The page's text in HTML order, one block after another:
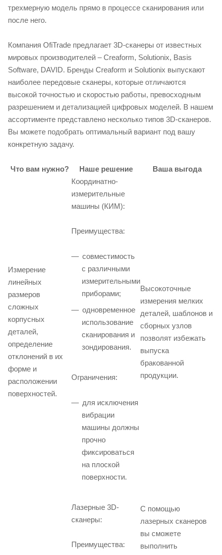
трехмерную модель прямо в процессе сканирования или
после него.
Компания OfiTrade предлагает 3D-сканеры от известных
мировых производителей – Creaform, Solutionix, Basis
Software, DAVID. Бренды Creaform и Solutionix выпускают
наиболее передовые сканеры, которые отличаются
высокой точностью и скоростью работы, превосходным
разрешением и детализацией цифровых моделей. В нашем
ассортименте представлено несколько типов 3D-сканеров.
Вы можете подобрать оптимальный вариант под вашу
конкретную задачу.
Что вам нужно? Наше решение Ваша выгода
Измерение
линейных
размеров
сложных
корпусных
деталей,
определение
отклонений в их
форме и
расположении
поверхностей.
Координатно-
измерительные
машины (КИМ):
Преимущества:
совместимость
с различными
измерительными
приборами;
одновременное
использование
сканирования и
зондирования.
Ограничения:
для исключения
вибрации
машины должны
прочно
фиксироваться
на плоской
поверхности.
Высокоточные
измерения мелких
деталей, шаблонов и
сборных узлов
позволят избежать
выпуска
бракованной
продукции.
Лазерные 3D-
сканеры:
Преимущества:
С помощью
лазерных сканеров
вы сможете
выполнить